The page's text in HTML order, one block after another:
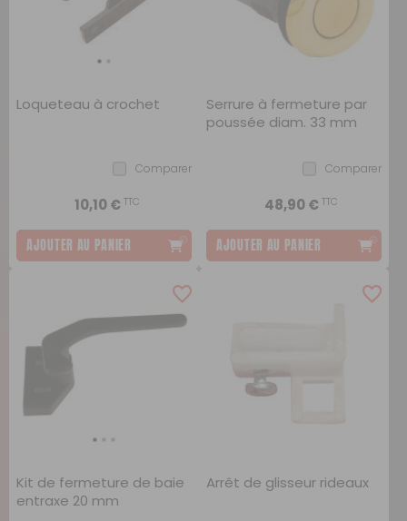
Loqueteau à crochet
Comparer
10,10 €TTC
AJOUTER AU PANIER
Serrure à fermeture par
poussée diam. 33 mm
Comparer
48,90 €TTC
AJOUTER AU PANIER
Kit de fermeture de baie
entraxe 20 mm
Arrêt de glisseur rideaux